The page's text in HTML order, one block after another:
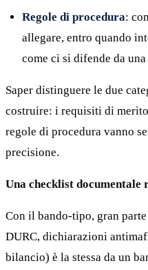
Regole di procedura:
allegare, entro quando
come ci si difende da
Saper distinguere le due
costruire: i requisiti di
regole di procedura vanno
precisione.
Una checklist
Con il bando-tipo, gran
DURC, dichiarazioni
bilancio) è la stessa da un